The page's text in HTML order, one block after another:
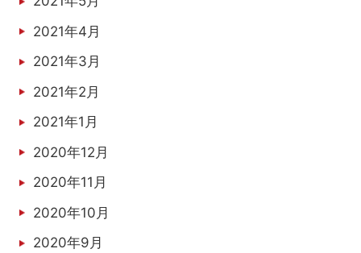
2021年4月
2021年3月
2021年2月
2021年1月
2020年12月
2020年11月
2020年10月
2020年9月